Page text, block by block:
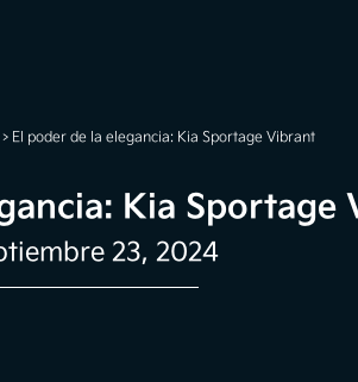
El poder de la elegancia: Kia Sportage Vibrant
Kia Sportage
23, 2024